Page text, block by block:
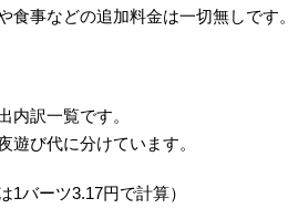
食事などの追加料金は一切無しです。
内訳一覧です。
遊び代に分けています。
1バーツ3.17円で計算）